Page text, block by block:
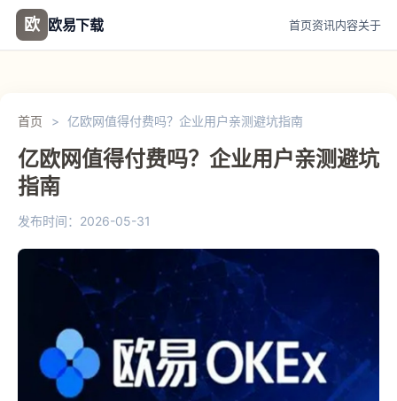
欧 欧易下载 首页资讯内容关于
首页 > 亿欧网值得付费吗？企业用户亲测避坑指南
亿欧网值得付费吗？企业用户亲测避坑
指南
发布时间：2026-05-31